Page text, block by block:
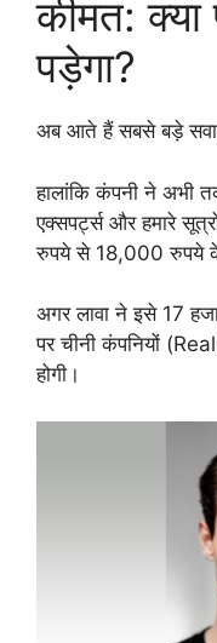
कीमत: क्या
पड़ेगा?
अब आते हैं सबसे बड़े
हालांकि कंपनी ने अभी
एक्सपर्ट्स और हमारे
रुपये से 18,000 रुपये
अगर लावा ने इसे 17
पर चीनी कंपनियों
होगी।